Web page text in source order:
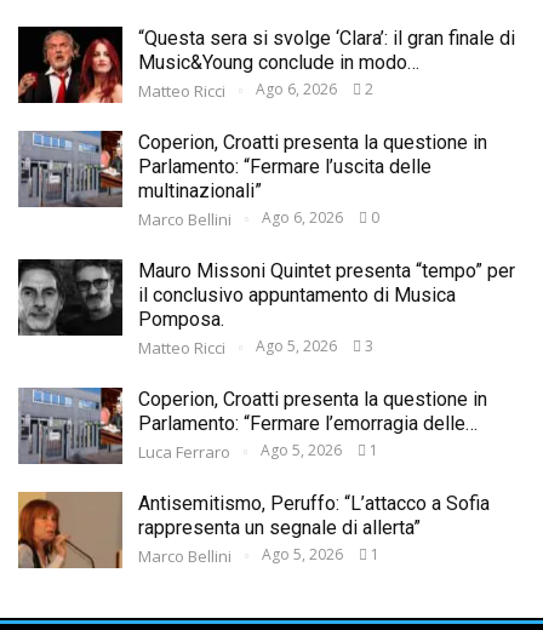
“Questa sera si svolge ‘Clara’: il gran finale di
Music&Young conclude in modo…
Matteo Ricci Ago 6, 2026 2
Coperion, Croatti presenta la questione in
Parlamento: “Fermare l’uscita delle
multinazionali”
Marco Bellini Ago 6, 2026 0
Mauro Missoni Quintet presenta “tempo” per
il conclusivo appuntamento di Musica
Pomposa.
Matteo Ricci Ago 5, 2026 3
Coperion, Croatti presenta la questione in
Parlamento: “Fermare l’emorragia delle…
Luca Ferraro Ago 5, 2026 1
Antisemitismo, Peruffo: “L’attacco a Sofia
rappresenta un segnale di allerta”
Marco Bellini Ago 5, 2026 1